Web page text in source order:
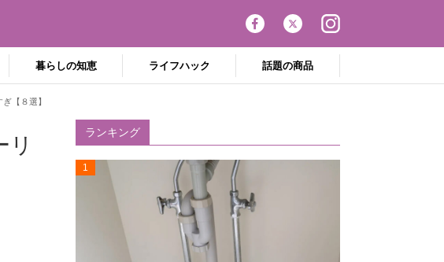
暮らしの知恵 ライフハック 話題の商品
【８選】
ランキング
1